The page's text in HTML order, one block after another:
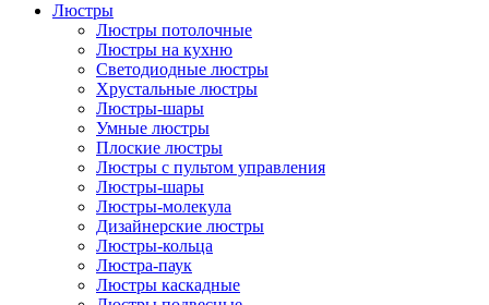
Люстры
Люстры потолочные
Люстры на кухню
Светодиодные люстры
Хрустальные люстры
Люстры-шары
Умные люстры
Плоские люстры
Люстры с пультом управления
Люстры-шары
Люстры-молекула
Дизайнерские люстры
Люстры-кольца
Люстра-паук
Люстры каскадные